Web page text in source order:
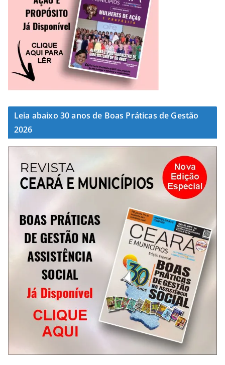
Leia abaixo 30 anos de Boas Práticas de Gestão
2026